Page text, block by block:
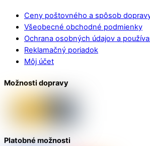
Ceny poštovného a spôsob
Všeobecné obchodné podmienky
Ochrana osobných údajov a
Reklamačný poriadok
Môj účet
Možnosti dopravy
Platobné možnosti